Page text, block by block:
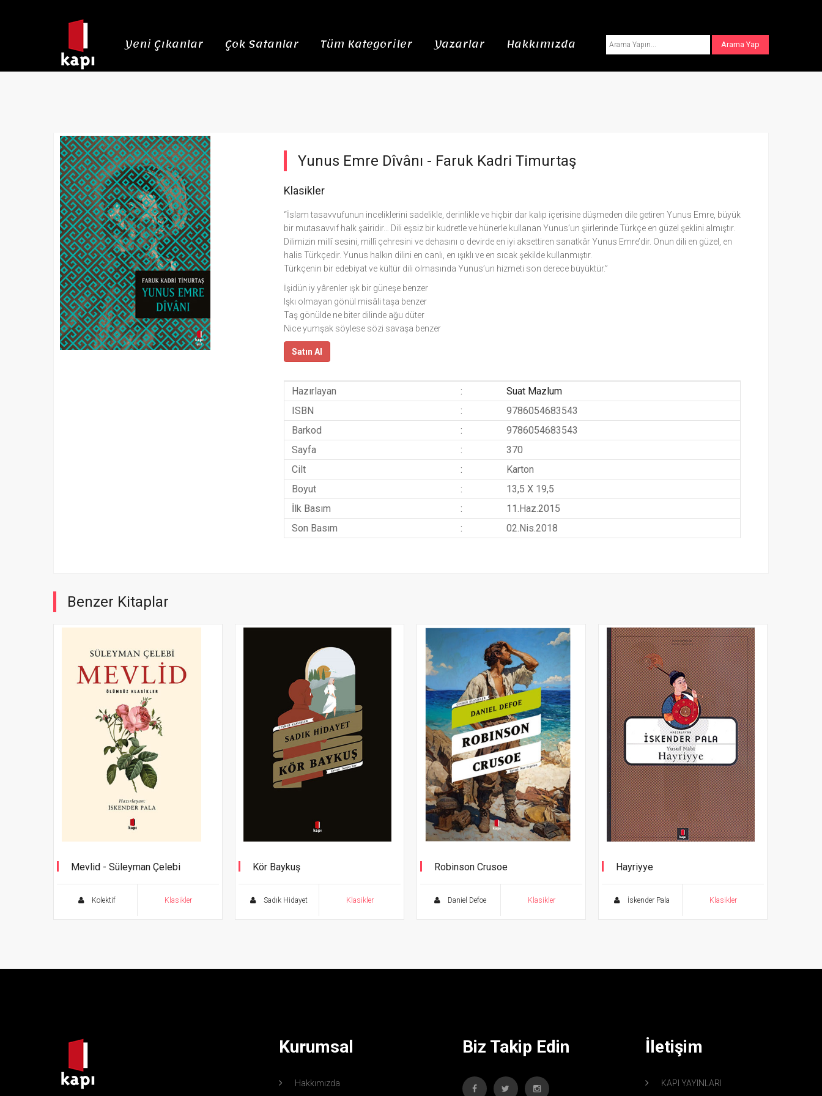
Yeni Çıkanlar Çok Satanlar Tüm Kategoriler Yazarlar Hakkımızda
Yunus Emre Dîvânı - Faruk Kadri Timurtaş
Klasikler
“İslam tasavvufunun inceliklerini sadelikle, derinlikle ve hiçbir dar kalıp içerisine düşmeden dile getiren Yunus Emre, büyük
bir mutasavvıf halk şairidir… Dili eşsiz bir kudretle ve hünerle kullanan Yunus’un şiirlerinde Türkçe en güzel şeklini almıştır.
Dilimizin millî sesini, millî çehresini ve dehasını o devirde en iyi aksettiren sanatkâr Yunus Emre’dir. Onun dili en güzel, en
halis Türkçedir. Yunus halkın dilini en canlı, en ışıklı ve en sıcak şekilde kullanmıştır.
Türkçenin bir edebiyat ve kültür dili olmasında Yunus’un hizmeti son derece büyüktür.”
İşidün iy yârenler ışk bir güneşe benzer
Işkı olmayan gönül misâli taşa benzer
Taş gönülde ne biter dilinde ağu düter
Nice yumşak söylese sözi savaşa benzer
Satın Al
Hazırlayan :
Suat Mazlum
ISBN
:
9786054683543
Barkod
:
9786054683543
Sayfa
:
370
Cilt
:
Karton
Boyut
:
13,5 X 19,5
İlk Basım
:
11.Haz.2015
Son Basım
: 02.Nis.2018
Benzer Kitaplar
Mevlid - Süleyman Çelebi
Kolektif Klasikler
Kör Baykuş
Sadık Hidayet Klasikler
Robinson Crusoe
Daniel Defoe Klasikler
Hayriyye
İskender Pala Klasikler
Kurumsal
Hakkımızda
Biz Takip Edin İletişim
KAPI YAYINLARI